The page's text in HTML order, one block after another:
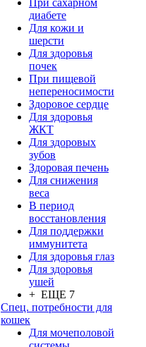
При сахарном
диабете
Для кожи и
шерсти
Для здоровья
почек
При пищевой
непереносимости
Здоровое сердце
Для здоровья
ЖКТ
Для здоровых
зубов
Здоровая печень
Для снижения
веса
В период
восстановления
Для поддержки
иммунитета
Для здоровья глаз
Для здоровья
ушей
+ ЕЩЕ 7
Спец. потребности для
кошек
Для мочеполовой